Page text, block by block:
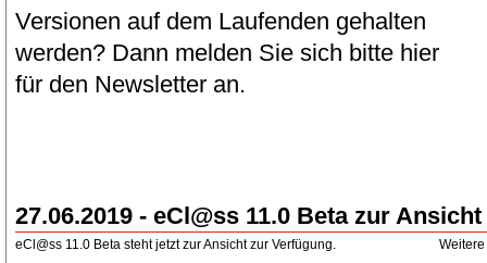
Versionen auf dem Laufenden gehalten
werden? Dann melden Sie sich bitte hier
für den Newsletter an.
27.06.2019 - eCl@ss 11.0 Beta zur
eCl@ss 11.0 Beta steht jetzt zur Ansicht zur Verfügung.